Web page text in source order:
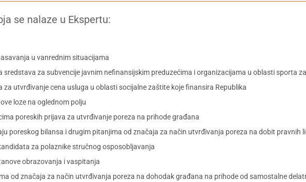
se nalaze u Ekspertu:
u vanrednim situacijama
za subvencije javnim nefinansijskim preduzećima i organizacijama u oblasti sporta
utvrđivanje cena usluga u oblasti socijalne zaštite koje finansira Republika
loze na oglednom polju
poreskih prijava za utvrđivanje poreza na prihode građana
poreskog bilansa i drugim pitanjima od značaja za način utvrđivanja poreza na dobit pravnih
za polaznike stručnog osposobljavanja
obrazovanja i vaspitanja
od značaja za način utvrđivanja poreza na dohodak građana na prihode od samostalne